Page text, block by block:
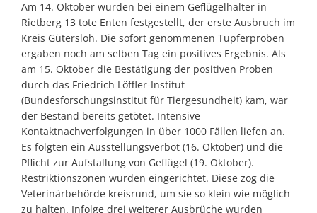
Am 14. Oktober wurden bei einem Geflügelhalter in
Rietberg 13 tote Enten festgestellt, der erste Ausbruch im
Kreis Gütersloh. Die sofort genommenen Tupferproben
ergaben noch am selben Tag ein positives Ergebnis. Als
am 15. Oktober die Bestätigung der positiven Proben
durch das Friedrich Löffler-Institut
(Bundesforschungsinstitut für Tiergesundheit) kam, war
der Bestand bereits getötet. Intensive
Kontaktnachverfolgungen in über 1000 Fällen liefen an.
Es folgten ein Ausstellungsverbot (16. Oktober) und die
Pflicht zur Aufstallung von Geflügel (19. Oktober).
Restriktionszonen wurden eingerichtet. Diese zog die
Veterinärbehörde kreisrund, um sie so klein wie möglich
zu halten. Infolge drei weiterer Ausbrüche wurden